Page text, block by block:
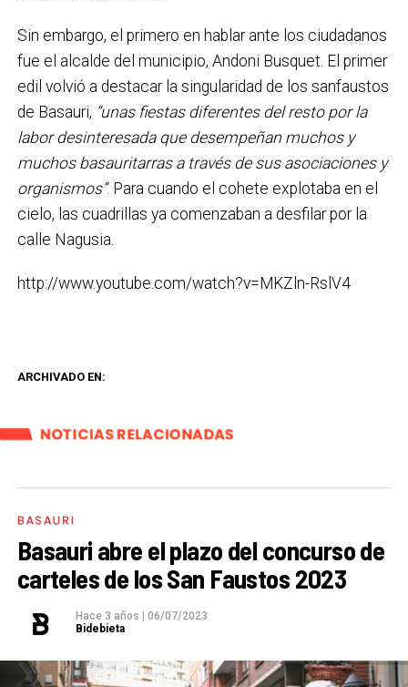
Sin embargo, el primero en hablar ante los ciudadanos
fue el alcalde del municipio, Andoni Busquet. El primer
edil volvió a destacar la singularidad de los sanfaustos
de Basauri, “unas fiestas diferentes del resto por la
labor desinteresada que desempeñan muchos y
muchos basauritarras a través de sus asociaciones y
organismos”. Para cuando el cohete explotaba en el
cielo, las cuadrillas ya comenzaban a desfilar por la
calle Nagusia.
http://www.youtube.com/watch?v=MKZln-RslV4
ARCHIVADO EN:
NOTICIAS RELACIONADAS
BASAURI
Basauri abre el plazo del concurso de
carteles de los San Faustos 2023
Hace 3 años
06/07/2023
Bidebieta